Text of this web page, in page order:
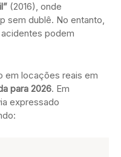
(2016), onde
sem dublê. No entanto,
podem
em locações reais em
para 2026. Em
expressado